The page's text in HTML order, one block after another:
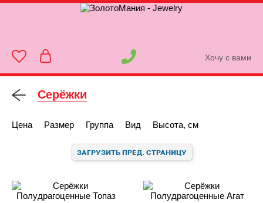
Хочу с вами
Серёжки
Цена Размер Группа Вид Высота, см
ЗАГРУЗИТЬ ПРЕД. СТРАНИЦУ